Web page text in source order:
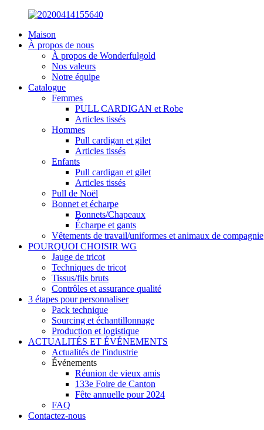
Maison
À propos de nous
À propos de Wonderfulgold
Nos valeurs
Notre équipe
Catalogue
Femmes
PULL CARDIGAN et Robe
Articles tissés
Hommes
Pull cardigan et gilet
Articles tissés
Enfants
Pull cardigan et gilet
Articles tissés
Pull de Noël
Bonnet et écharpe
Bonnets/Chapeaux
Écharpe et gants
Vêtements de travail/uniformes et animaux de compagnie
POURQUOI CHOISIR WG
Jauge de tricot
Techniques de tricot
Tissus/fils bruts
Contrôles et assurance qualité
3 étapes pour personnaliser
Pack technique
Sourcing et échantillonnage
Production et logistique
ACTUALITÉS ET ÉVÉNEMENTS
Actualités de l'industrie
Événements
Réunion de vieux amis
133e Foire de Canton
Fête annuelle pour 2024
FAQ
Contactez-nous